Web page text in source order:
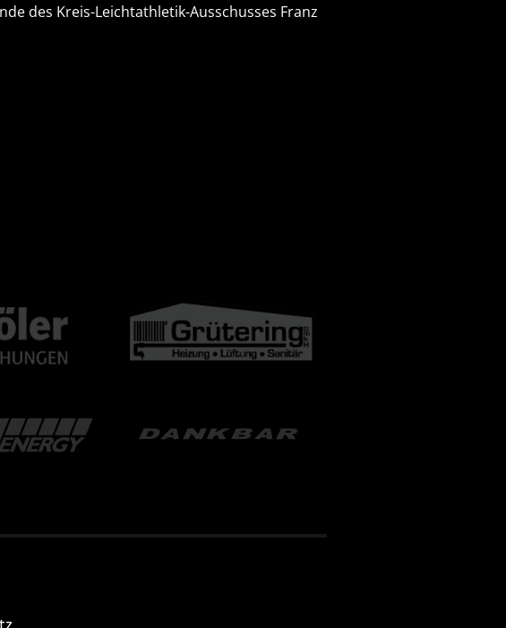
des Kreis-Leichtathletik-Ausschusses Franz